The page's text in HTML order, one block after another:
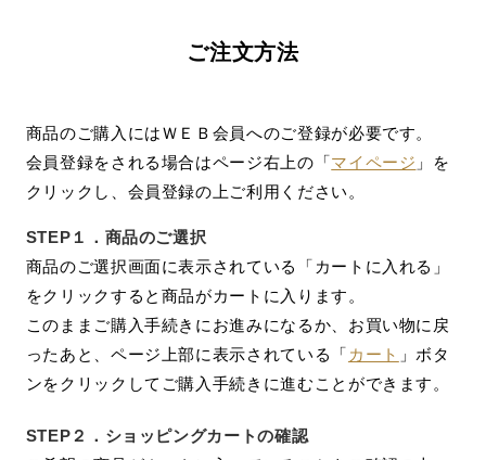
ご注文方法
商品のご購入にはＷＥＢ会員へのご登録が必要です。
会員登録をされる場合はページ右上の「マイページ 」を
クリックし、会員登録の上ご利用ください。
STEP１． 商品のご選択
商品のご選択画面に表示されている「カートに入れる」
をクリックすると商品がカートに入ります。
このままご購入手続きにお進みになるか、お買い物に戻
ったあと、ページ上部に表示されている「 カート 」ボタ
ンをクリックしてご購入手続きに進むことができます。
STEP２． ショッピングカートの確認